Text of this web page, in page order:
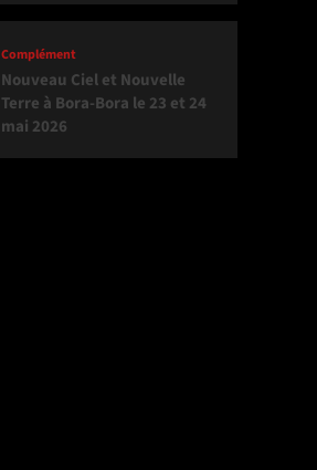
Complément
Nouveau Ciel et Nouvelle
Terre à Bora-Bora le 23 et 24
mai 2026